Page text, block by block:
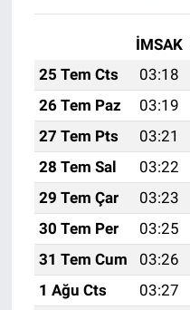
İMSAK
25 Tem Cts
03:18
26 Tem Paz
03:19
27 Tem Pts
03:21
28 Tem Sal
03:22
29 Tem Çar
03:23
30 Tem Per
03:25
31 Tem Cum
03:26
1 Ağu Cts
03:27